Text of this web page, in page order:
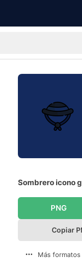
Sombrero icono
PNG
Copiar
Más formatos